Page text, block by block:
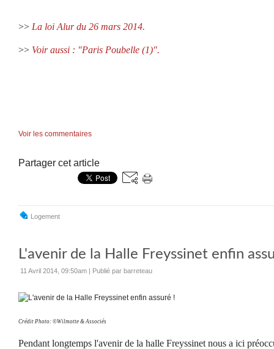
>> La loi Alur du 26 mars 2014.
>> Voir aussi : "Paris Poubelle (1)".
Voir les commentaires
Partager cet article
Logement
L'avenir de la Halle Freyssinet enfin
11 Avril 2014, 09:50am | Publié par barreteau
Crédit Photo: ©Wilmotte & Associés
Pendant longtemps l'avenir de la halle Freyssinet nous a ici